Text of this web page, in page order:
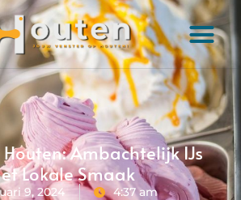
Ambachtelijk IJs
Lokale Smaak
9, 2024 4:37 am